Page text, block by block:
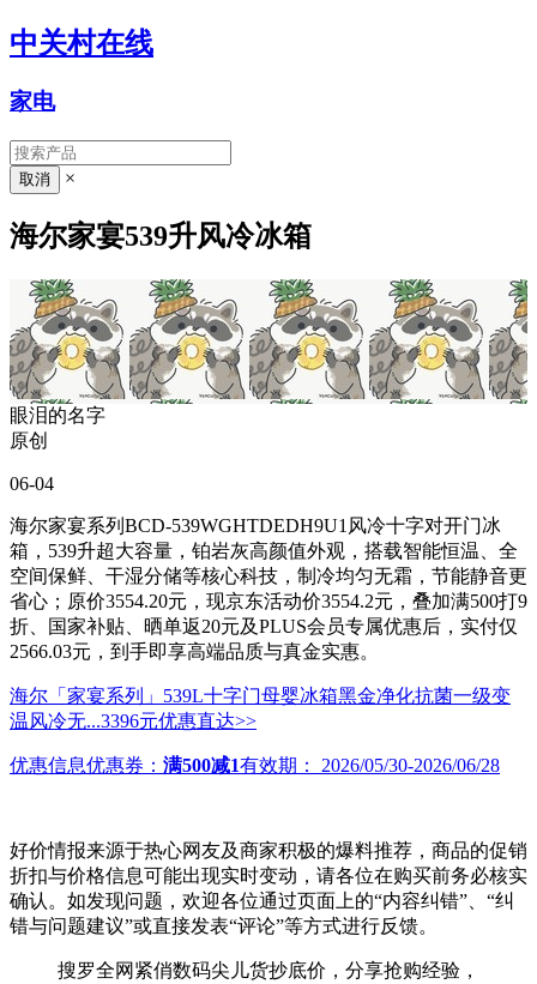
中关村在线
家电
×
海尔家宴539升风冷冰箱
眼泪的名字
原创
06-04
海尔家宴系列BCD-539WGHTDEDH9U1风冷十字对开门冰
箱，539升超大容量，铂岩灰高颜值外观，搭载智能恒温、全
空间保鲜、干湿分储等核心科技，制冷均匀无霜，节能静音更
省心；原价3554.20元，现京东活动价3554.2元，叠加满500打9
折、国家补贴、晒单返20元及PLUS会员专属优惠后，实付仅
2566.03元，到手即享高端品质与真金实惠。
海尔「家宴系列」539L十字门母婴冰箱黑金净化抗菌一级变
温风冷无...3396元优惠直达>>
优惠信息优惠券： 满500减1有效期： 2026/05/30-2026/06/28
好价情报来源于热心网友及商家积极的爆料推荐，商品的促销
折扣与价格信息可能出现实时变动，请各位在购买前务必核实
确认。如发现问题，欢迎各位通过页面上的“内容纠错”、“纠
错与问题建议”或直接发表“评论”等方式进行反馈。
搜罗全网紧俏数码尖儿货抄底价，分享抢购经验，